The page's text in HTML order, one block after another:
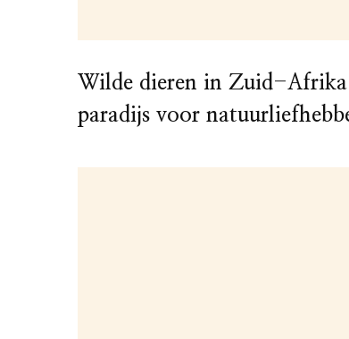
Wilde dieren in Zuid-
paradijs voor